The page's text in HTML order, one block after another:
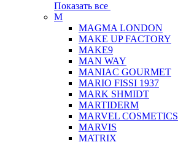
Показать все
M
MAGMA LONDON
MAKE UP FACTORY
MAKE9
MAN WAY
MANIAC GOURMET
MARIO FISSI 1937
MARK SHMIDT
MARTIDERM
MARVEL COSMETICS
MARVIS
MATRIX